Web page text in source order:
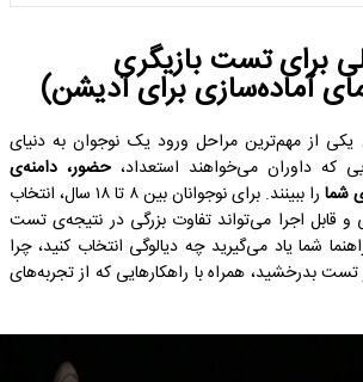
برای تست بازیگری
آماده‌سازی برای آدیشن)
یکی از مهم‌ترین مراحل ورود یک نوجوان به دنیای
که داوران می‌خواهند استعداد، حضور، دامنه‌ی
شما
را ببینند. برای نوجوانان بین ۸ تا ۱۸ سال، انتخاب
قابل اجرا می‌تواند تفاوت بزرگی در نتیجه‌ی تست
شما یاد می‌گیرید چه دیالوگی انتخاب کنید، چرا
بدرخشید، همراه با راهکارهایی که از تجربه‌های